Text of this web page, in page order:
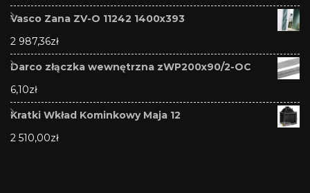
Vasco Zana ZV-O 11242 1400x393
2 987,36zł
Darco złączka wewnętrzna zWP200x90/2-OC
6,10zł
Kratki Wkład Kominkowy Maja 12
2 510,00zł